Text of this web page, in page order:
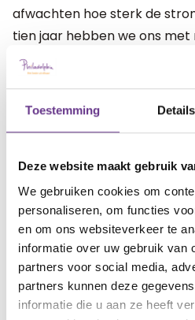
Toestemming Details
Deze website maakt gebruik
We gebruiken cookies om
personaliseren, om functies
en om ons websiteverkeer te
informatie over uw gebruik van
partners voor social media,
partners kunnen deze
informatie die u aan ze heeft
afwachten hoe sterk de
tien jaar hebben we ons
gehouden in de storm die
Misschien is de coronacrisis
dwingen een andere koers
zijn er meer wegen die naar
er vertrouwen in dat we
moeten zijn.
Wat vind je van dit